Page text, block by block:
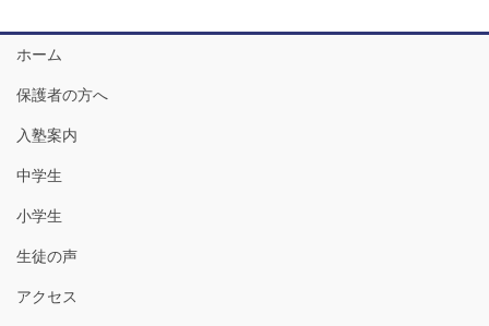
ホーム
保護者の方へ
入塾案内
中学生
小学生
生徒の声
アクセス